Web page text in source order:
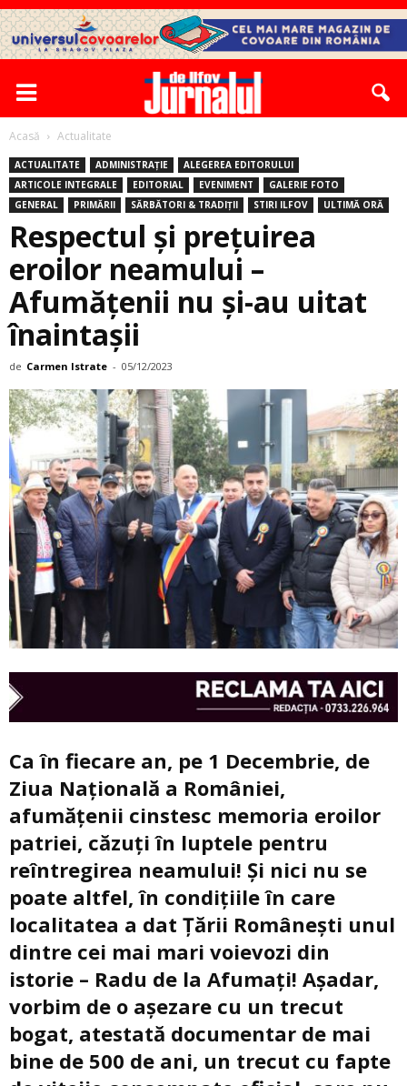
Acasă Actualitate
ACTUALITATE ADMINISTRAȚIE
ALEGEREA EDITORULUI
ARTICOLE INTEGRALE
EDITORIAL EVENIMENT
GALERIE FOTO
GENERAL
PRIMĂRII SĂRBĂTORI & TRADIȚII STIRI ILFOV ULTIMĂ ORĂ
Respectul și prețuirea
eroilor neamului –
Afumățenii nu și-au uitat
înaintașii
de Carmen Istrate - 05/12/2023
Ca în fiecare an, pe 1 Decembrie, de
Ziua Națională a României,
afumățenii cinstesc memoria eroilor
patriei, căzuți în luptele pentru
reîntregirea neamului! Și nici nu se
poate altfel, în condițiile în care
localitatea a dat Țării Românești unul
dintre cei mai mari voievozi din
istorie – Radu de la Afumați! Așadar,
vorbim de o așezare cu un trecut
bogat, atestată documentar de mai
bine de 500 de ani, un trecut cu fapte